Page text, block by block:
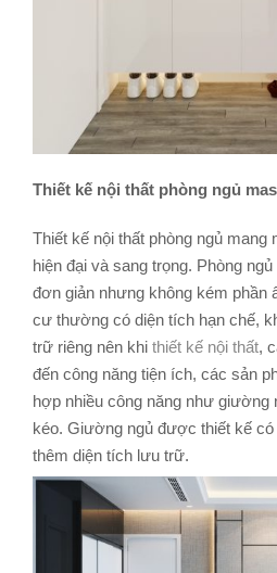
Thiết kế nội thất phòng ngủ
Thiết kế nội thất phòng ngủ mang
hiện đại và sang trọng. Phòng
đơn giản nhưng không kém phần
cư thường có diện tích hạn chế,
trữ riêng nên khi thiết kế nội thất,
đến công năng tiện ích, các sản
hợp nhiều công năng như giường
kéo. Giường ngủ được thiết kế
thêm diện tích lưu trữ.